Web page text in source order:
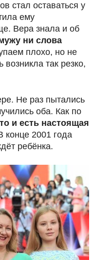
стал оставаться у
ему
Вера знала и об
ни слова
плохо, но не
так резко,
Не раз пытались
оба. Как по
и есть настоящая
конце 2001 года
ребёнка.